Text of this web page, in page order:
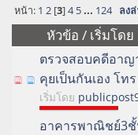
หน้า: 1 2[3]4 5 ... 124 ลงล่
หัวข้อ / เริ่มโดย
ตรวจสอบคดีอาญ
คุยเป็นกันเอง โท
เริ่มโดย
อาคารพาณิชย์3